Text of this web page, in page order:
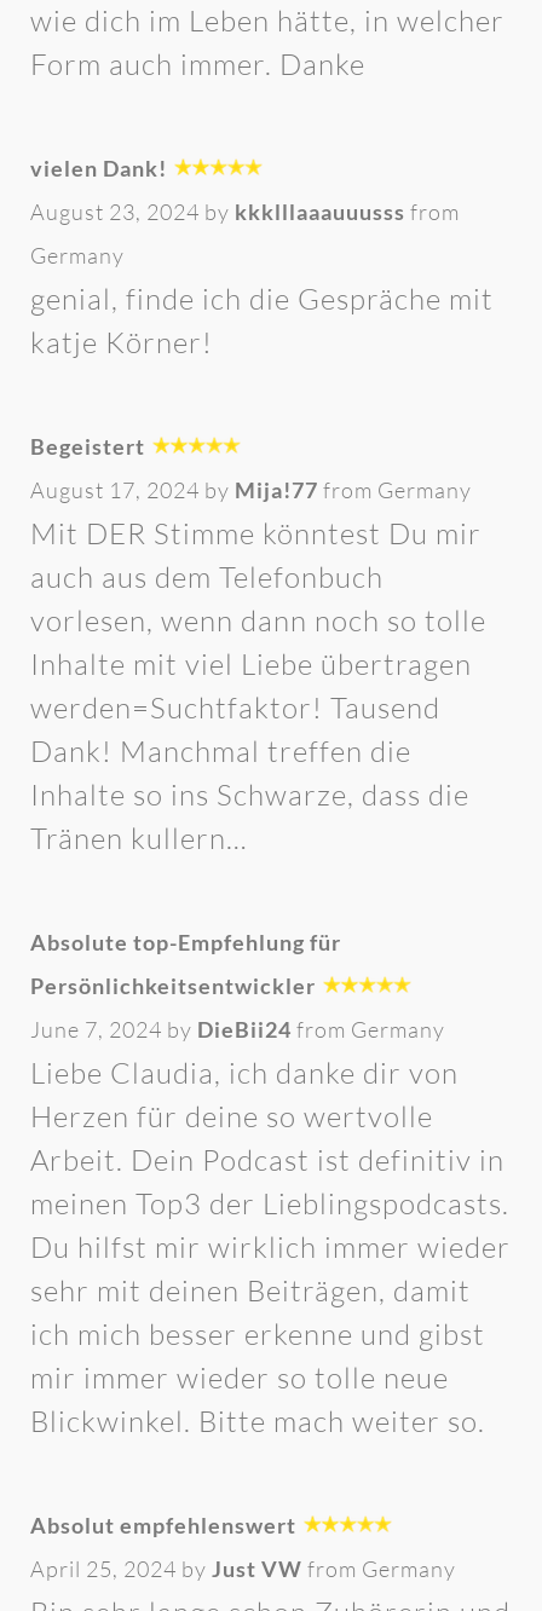
wie dich im Leben hätte, in welcher
Form auch immer. Danke
vielen Dank!
August 23, 2024 by kkklllaaauuusss from
Germany
genial, finde ich die Gespräche mit
katje Körner!
Begeistert
August 17, 2024 by Mija!77 from Germany
Mit DER Stimme könntest Du mir
auch aus dem Telefonbuch
vorlesen, wenn dann noch so tolle
Inhalte mit viel Liebe übertragen
werden=Suchtfaktor! Tausend
Dank! Manchmal treffen die
Inhalte so ins Schwarze, dass die
Tränen kullern…
Absolute top-Empfehlung für
Persönlichkeitsentwickler
June 7, 2024 by DieBii24 from Germany
Liebe Claudia, ich danke dir von
Herzen für deine so wertvolle
Arbeit. Dein Podcast ist definitiv in
meinen Top3 der Lieblingspodcasts.
Du hilfst mir wirklich immer wieder
sehr mit deinen Beiträgen, damit
ich mich besser erkenne und gibst
mir immer wieder so tolle neue
Blickwinkel. Bitte mach weiter so.
Absolut empfehlenswert
April 25, 2024 by Just VW from Germany